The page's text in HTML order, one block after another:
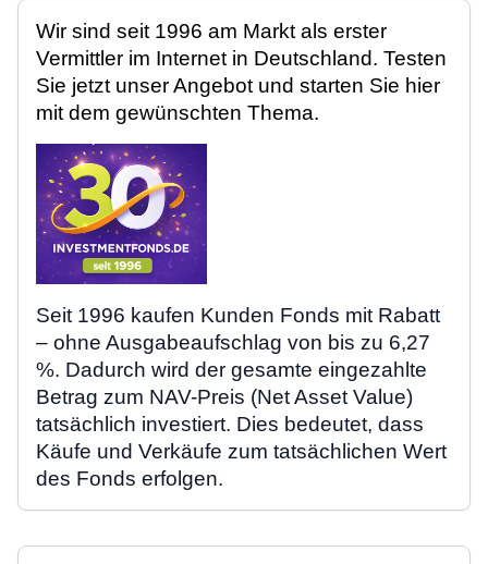
Wir sind seit 1996 am Markt als erster
Vermittler im Internet in Deutschland. Testen
Sie jetzt unser Angebot und starten Sie hier
mit dem gewünschten Thema.
Seit 1996 kaufen Kunden Fonds mit Rabatt
– ohne Ausgabeaufschlag von bis zu 6,27
%. Dadurch wird der gesamte eingezahlte
Betrag zum NAV-Preis (Net Asset Value)
tatsächlich investiert. Dies bedeutet, dass
Käufe und Verkäufe zum tatsächlichen Wert
des Fonds erfolgen.